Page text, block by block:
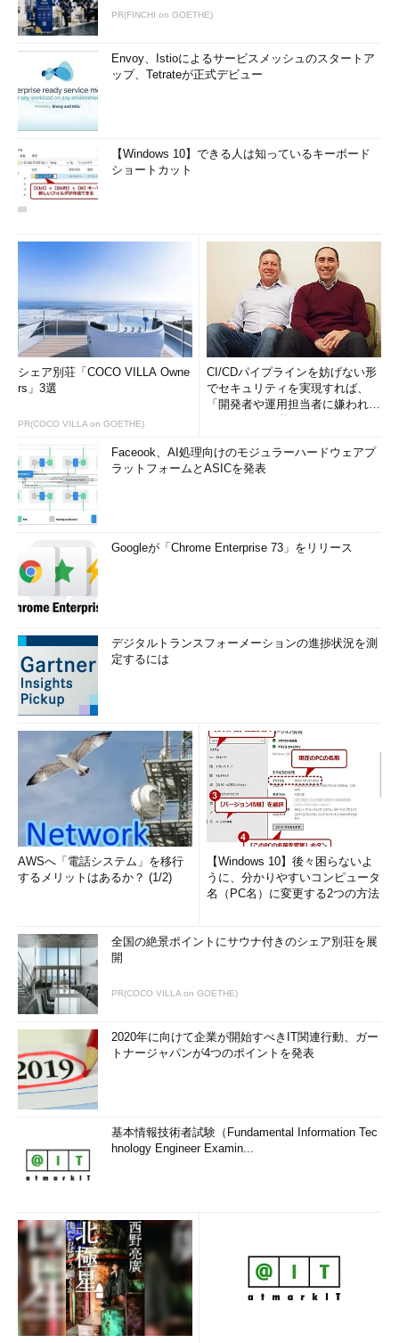
PR(FINCHI on GOETHE)
Envoy、Istioによるサービスメッシュのスタートア
ップ、Tetrateが正式デビュー
【Windows 10】できる人は知っているキーボード
ショートカット
シェア別荘「COCO VILLA Owne
rs」3選
PR(COCO VILLA on GOETHE)
CI/CDパイプラインを妨げない形
でセキュリティを実現すれば、
「開発者や運用担当者に嫌われな
Faceook、AI処理向けのモジュラーハードウェアプ
ラットフォームとASICを発表
Googleが「Chrome Enterprise 73」をリリース
デジタルトランスフォーメーションの進捗状況を測
定するには
AWSへ「電話システム」を移行
するメリットはあるか？ (1/2)
【Windows 10】後々困らないよ
うに、分かりやすいコンピュータ
名（PC名）に変更する2つの方法
全国の絶景ポイントにサウナ付きのシェア別荘を展
開
PR(COCO VILLA on GOETHE)
2020年に向けて企業が開始すべきIT関連行動、ガー
トナージャパンが4つのポイントを発表
基本情報技術者試験（Fundamental Information Tec
hnology Engineer Examin...